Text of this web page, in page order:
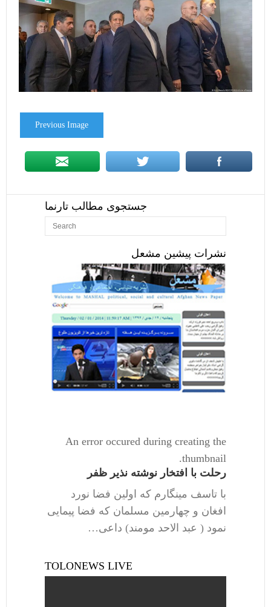
Previous Image
جستجوی مطالب تارنما
نشرات پیشین مشعل
An error occured during creating the
thumbnail.
رحلت با افتخار نوشته نذیر ظفر
با تاسف مینگارم که اولین فضا نورد
افغان و چهارمین مسلمان که فضا پیمایی
نمود ( عبد الاحد مومند) داعی…
TOLONEWS LIVE